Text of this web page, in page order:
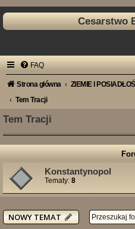
Cesarstwo
FAQ
Strona główna ZIEMIE I
Tem Tracji
Tem Tracji
Konstantynopol
Tematy: 8
NOWY TEMAT